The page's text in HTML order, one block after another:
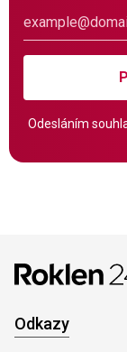
Odesláním
Odkazy